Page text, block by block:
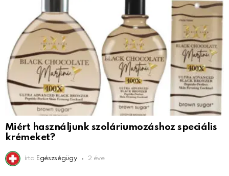
Miért használjunk szoláriumozáshoz speciális
krémeket?
írta Egészségügy 2 éve